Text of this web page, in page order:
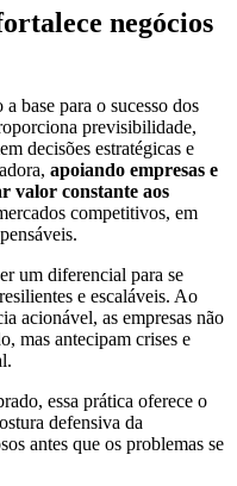
negócios
base para o sucesso dos
previsibilidade,
decisões estratégicas e
apoiando empresas e
valor constante aos
competitivos, em
um diferencial para se
e escaláveis. Ao
acionável, as empresas não
mas antecipam crises e
essa prática oferece o
defensiva da
antes que os problemas se